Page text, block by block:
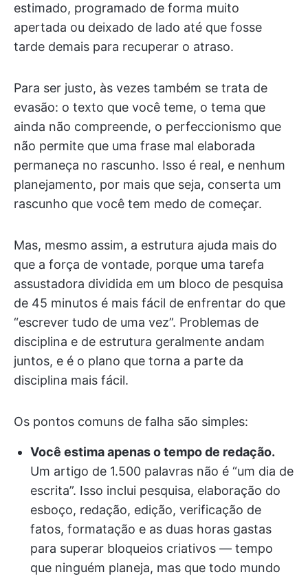
estimado, programado de forma muito
apertada ou deixado de lado até que fosse
tarde demais para recuperar o atraso.
Para ser justo, às vezes também se trata de
evasão: o texto que você teme, o tema que
ainda não compreende, o perfeccionismo que
não permite que uma frase mal elaborada
permaneça no rascunho. Isso é real, e nenhum
planejamento, por mais que seja, conserta um
rascunho que você tem medo de começar.
Mas, mesmo assim, a estrutura ajuda mais do
que a força de vontade, porque uma tarefa
assustadora dividida em um bloco de pesquisa
de 45 minutos é mais fácil de enfrentar do que
“escrever tudo de uma vez”. Problemas de
disciplina e de estrutura geralmente andam
juntos, e é o plano que torna a parte da
disciplina mais fácil.
Os pontos comuns de falha são simples:
Você estima apenas o tempo de redação.
Um artigo de 1.500 palavras não é “um dia de
escrita”. Isso inclui pesquisa, elaboração do
esboço, redação, edição, verificação de
fatos, formatação e as duas horas gastas
para superar bloqueios criativos — tempo
que ninguém planeja, mas que todo mundo